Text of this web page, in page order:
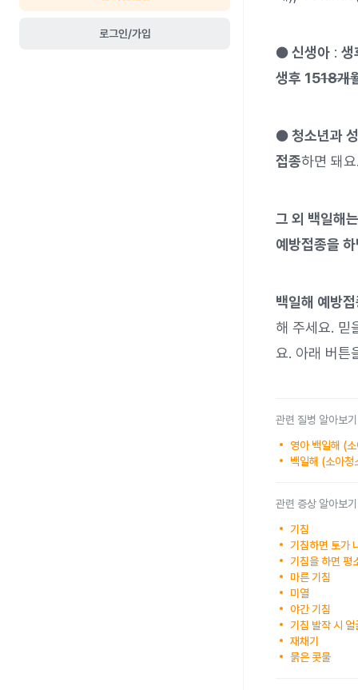
로그인/가입
● 신생아 : 생
생후 1518개
● 청소년과
접종하면 돼
그 외 백일해
예방접종을
백일해 예방
해 주세요. 믿
요. 아래 버튼
관련 질병 알아보기
영아 백일해 (
백일해 (소아청
관련 증상 알아보기
기침
기침하면 토가
기침을 하면 평
마른 기침
미열
야간 기침
기침 발작 시 얼
재채기
묽은 콧물